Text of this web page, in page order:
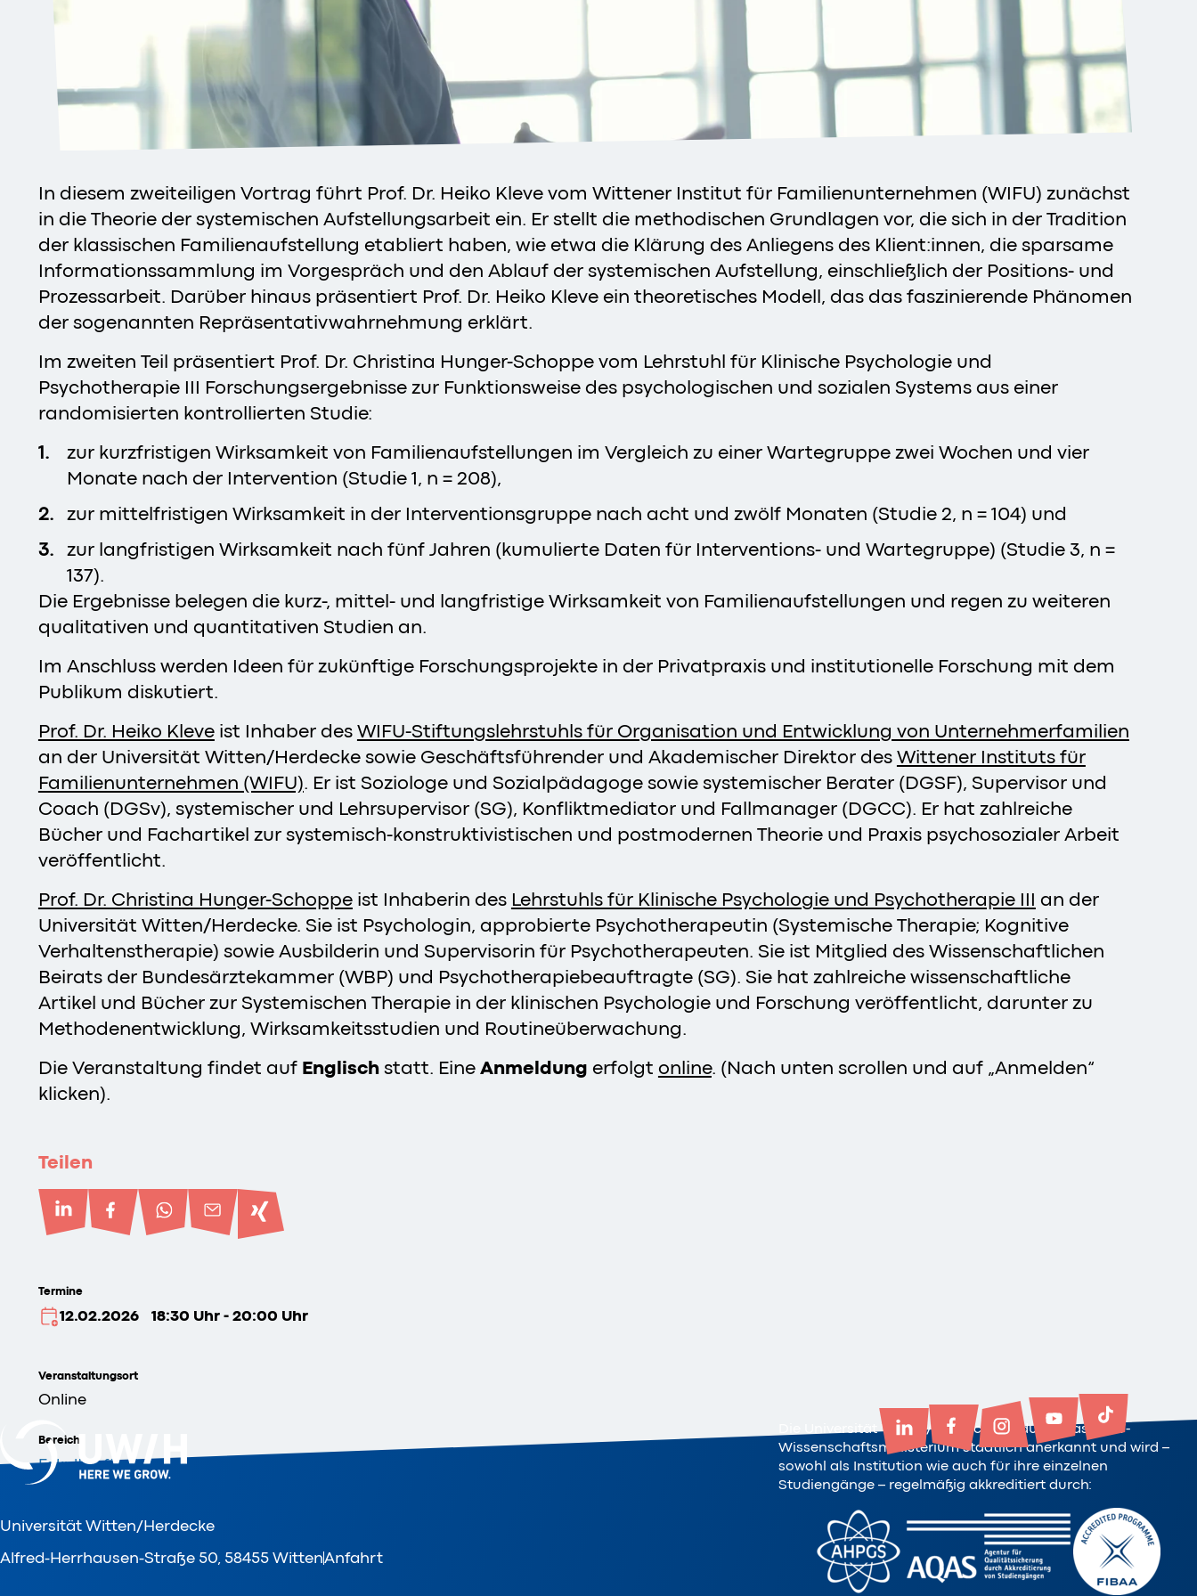
In diesem zweiteiligen Vortrag führt Prof. Dr. Heiko Kleve vom Wittener Institut für Familienunternehmen (WIFU) zunächst
in die Theorie der systemischen Aufstellungsarbeit ein. Er stellt die methodischen Grundlagen vor, die sich in der Tradition
der klassischen Familienaufstellung etabliert haben, wie etwa die Klärung des Anliegens des Klient:innen, die sparsame
Informationssammlung im Vorgespräch und den Ablauf der systemischen Aufstellung, einschließlich der Positions- und
Prozessarbeit. Darüber hinaus präsentiert Prof. Dr. Heiko Kleve ein theoretisches Modell, das das faszinierende Phänomen
der sogenannten Repräsentativwahrnehmung erklärt.
Im zweiten Teil präsentiert Prof. Dr. Christina Hunger-Schoppe vom Lehrstuhl für Klinische Psychologie und
Psychotherapie III Forschungsergebnisse zur Funktionsweise des psychologischen und sozialen Systems aus einer
randomisierten kontrollierten Studie:
zur kurzfristigen Wirksamkeit von Familienaufstellungen im Vergleich zu einer Wartegruppe zwei Wochen und vier
Monate nach der Intervention (Studie 1, n = 208),
zur mittelfristigen Wirksamkeit in der Interventionsgruppe nach acht und zwölf Monaten (Studie 2, n = 104) und
zur langfristigen Wirksamkeit nach fünf Jahren (kumulierte Daten für Interventions- und Wartegruppe) (Studie 3, n =
137).
Die Ergebnisse belegen die kurz-, mittel- und langfristige Wirksamkeit von Familienaufstellungen und regen zu weiteren
qualitativen und quantitativen Studien an.
Im Anschluss werden Ideen für zukünftige Forschungsprojekte in der Privatpraxis und institutionelle Forschung mit dem
Publikum diskutiert.
Prof. Dr. Heiko Kleveist Inhaber des WIFU-Stiftungslehrstuhls für Organisation und Entwicklung von Unternehmerfamilien
an der Universität Witten/Herdecke sowie Geschäftsführender und Akademischer Direktor des Wittener Instituts für
Familienunternehmen (WIFU). Er ist Soziologe und Sozialpädagoge sowie systemischer Berater (DGSF), Supervisor und
Coach (DGSv), systemischer und Lehrsupervisor (SG), Konfliktmediator und Fallmanager (DGCC). Er hat zahlreiche
Bücher und Fachartikel zur systemisch-konstruktivistischen und postmodernen Theorie und Praxis psychosozialer Arbeit
veröffentlicht.
Prof. Dr. Christina Hunger-Schoppeist Inhaberin des Lehrstuhls für Klinische Psychologie und Psychotherapie III an der
Universität Witten/Herdecke. Sie ist Psychologin, approbierte Psychotherapeutin (Systemische Therapie; Kognitive
Verhaltenstherapie) sowie Ausbilderin und Supervisorin für Psychotherapeuten. Sie ist Mitglied des Wissenschaftlichen
Beirats der Bundesärztekammer (WBP) und Psychotherapiebeauftragte (SG). Sie hat zahlreiche wissenschaftliche
Artikel und Bücher zur Systemischen Therapie in der klinischen Psychologie und Forschung veröffentlicht, darunter zu
Methodenentwicklung, Wirksamkeitsstudien und Routineüberwachung.
Die Veranstaltung findet aufEnglischstatt. Eine Anmeldung erfolgt online. (Nach unten scrollen und auf „Anmelden“
klicken).
Teilen
Termine
12.02.2026 18:30 Uhr - 20:00 Uhr
Veranstaltungsort
Online
Bereich
Fakultät für Wirtschaft und Gesellschaft
Prof. Dr. Heiko Kleve und Prof. Dr. Christina Hunger-
Universität Witten/Herdecke
Alfred-Herrhausen-Straße 50, 58455 WittenAnfahrt
Die Universität Witten/Herdecke ist durch das NRW-
Wissenschaftsministerium staatlich anerkannt und wird –
sowohl als Institution wie auch für ihre einzelnen
Studiengänge – regelmäßig akkreditiert durch: